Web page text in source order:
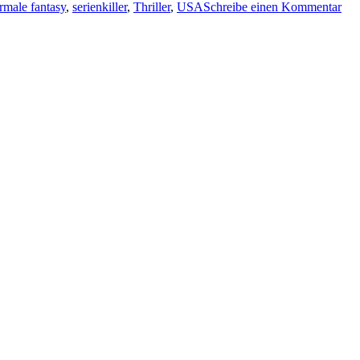
fantasy, serienkiller, Thriller, USASchreibe einen Kommentar